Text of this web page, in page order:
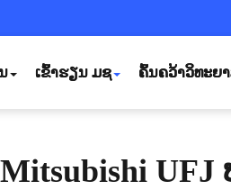
ເຂົ້າຮຽນ ມຊ ຄົ້ນຄວ້າວິທະຍ
UFJ